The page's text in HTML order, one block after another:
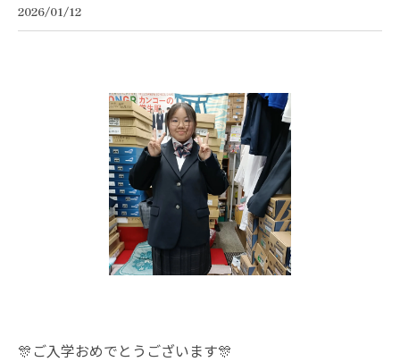
2026/01/12
🎊ご入学おめでとうございます🎊